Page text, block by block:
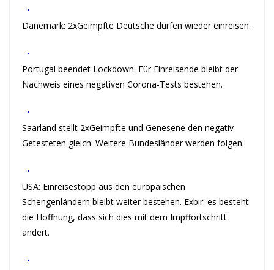
•
Dänemark: 2xGeimpfte Deutsche dürfen wieder einreisen.
•
Portugal beendet Lockdown. Für Einreisende bleibt der
Nachweis eines negativen Corona-Tests bestehen.
•
Saarland stellt 2xGeimpfte und Genesene den negativ
Getesteten gleich. Weitere Bundesländer werden folgen.
•
USA: Einreisestopp aus den europäischen
Schengenländern bleibt weiter bestehen. Exbir: es besteht
die Hoffnung, dass sich dies mit dem Impffortschritt
ändert.
•